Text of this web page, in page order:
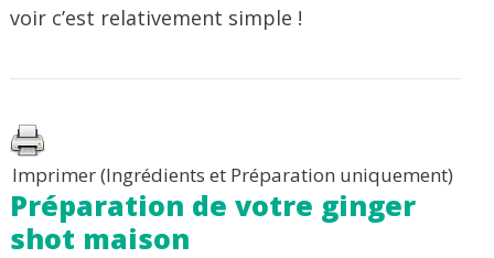
voir c’est relativement simple !
Imprimer (Ingrédients et Préparation uniquement)
Préparation de votre ginger
shot maison